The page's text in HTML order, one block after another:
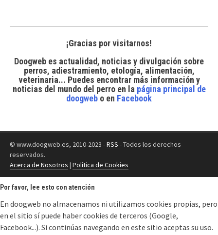
¡Gracias por visitarnos!
Doogweb es actualidad, noticias y divulgación sobre
perros, adiestramiento, etología, alimentación,
veterinaria... Puedes encontrar más información y
noticias del mundo del perroen la página principal de
doogweb o en Facebook
© www.doogweb.es, 2010-2023 -RSS - Todos los derechos
reservados.
Acerca de Nosotros | Política de Cookies
Por favor, lee esto con atención
En doogweb no almacenamos ni utilizamos cookies propias, pero
en el sitio sí puede haber cookies de terceros (Google,
Facebook...). Si continúas navegando en este sitio aceptas su uso.